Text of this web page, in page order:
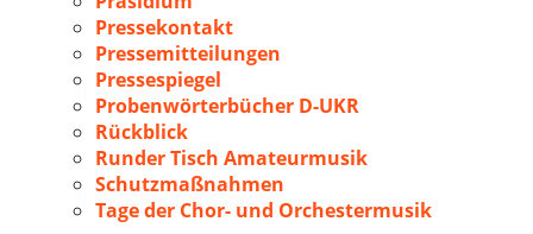
Pressekontakt
Pressemitteilungen
Pressespiegel
Probenwörterbücher D-UKR
Rückblick
Runder Tisch Amateurmusik
Schutzmaßnahmen
Tage der Chor- und Orchestermusik